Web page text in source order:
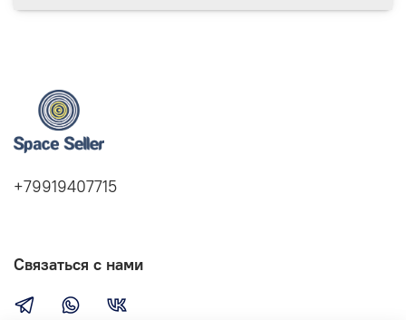
+79919407715
Связаться с нами